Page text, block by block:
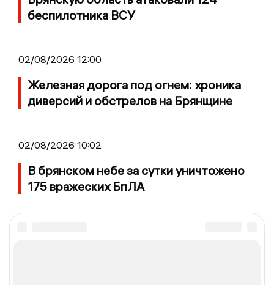
беспилотника ВСУ
02/08/2026 12:00
Железная дорога под огнем: хроника
диверсий и обстрелов на Брянщине
02/08/2026 10:02
В брянском небе за сутки уничтожено
175 вражеских БпЛА